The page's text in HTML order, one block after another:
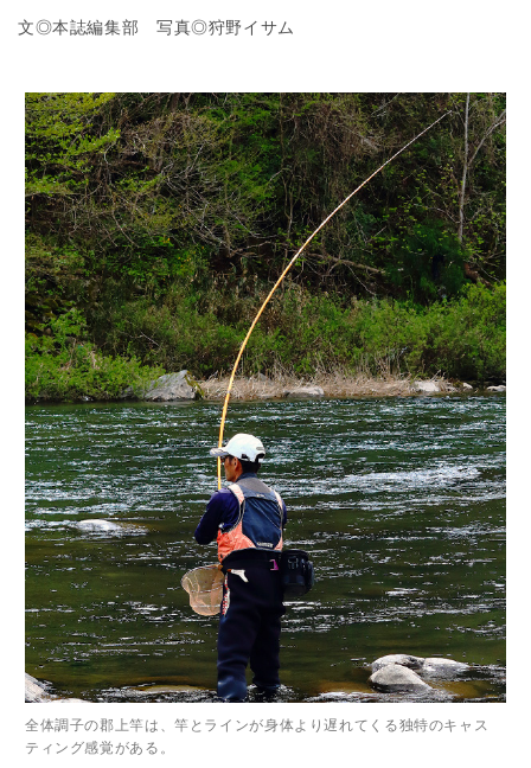
文◎本誌編集部 写真◎狩野イサム
全体調子の郡上竿は、竿とラインが身体より遅れてくる独特のキャス
ティング感覚がある。